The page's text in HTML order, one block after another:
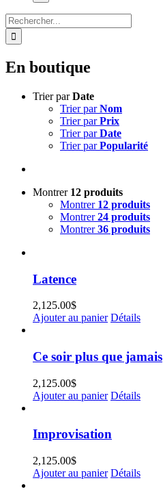
Rechercher:
En boutique
Trier parDate
Trier parNom
Trier parPrix
Trier parDate
Trier parPopularité
Montrer 12 produits
Montrer 12 produits
Montrer24 produits
Montrer36 produits
Latence
2,125.00$
Ajouter au panier Détails
Ce soir plus que jamais
2,125.00$
Ajouter au panier Détails
Improvisation
2,125.00$
Ajouter au panier Détails